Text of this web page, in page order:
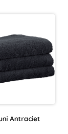
Antraciet